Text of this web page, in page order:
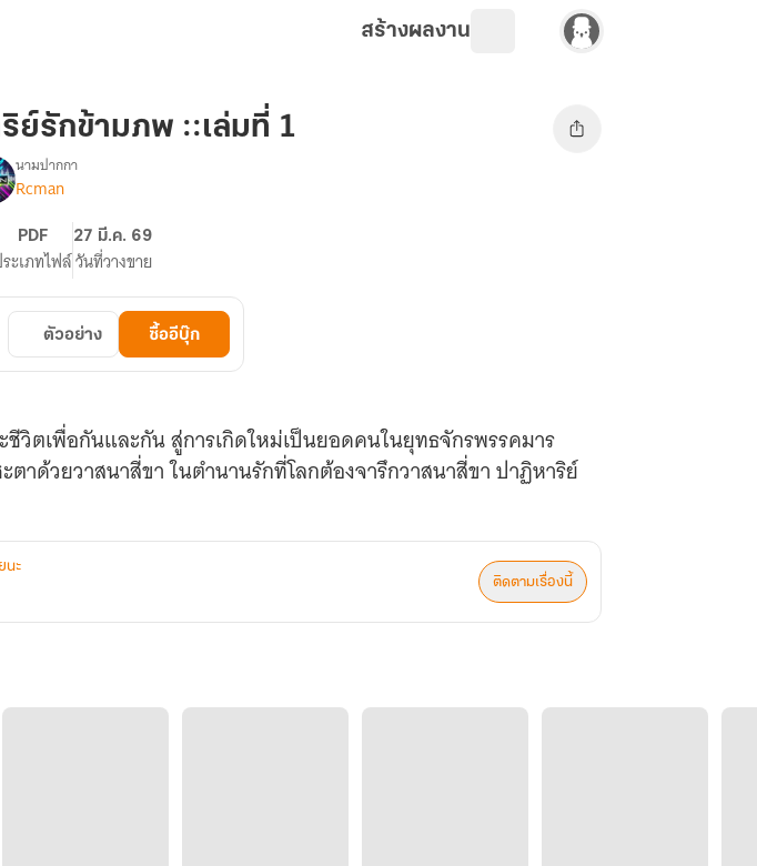
สร้างผลงาน
ย์รักข้ามภพ ::เล่มที่ 1
นามปากกา
Rcman
PDF
ะเภทไฟล์
27 มี.ค. 69
วันที่วางขาย
ตัวอย่าง ซื้ออีบุ๊ก
วิตเพื่อกันและกัน สู่การเกิดใหม่เป็นยอดคนในยุทธจักรพรรคมาร
ตาด้วยวาสนาสี่ขา ในตำนานรักที่โลกต้องจารึกวาสนาสี่ขา ปาฏิหาริย์
นะ
ติดตามเรื่องนี้